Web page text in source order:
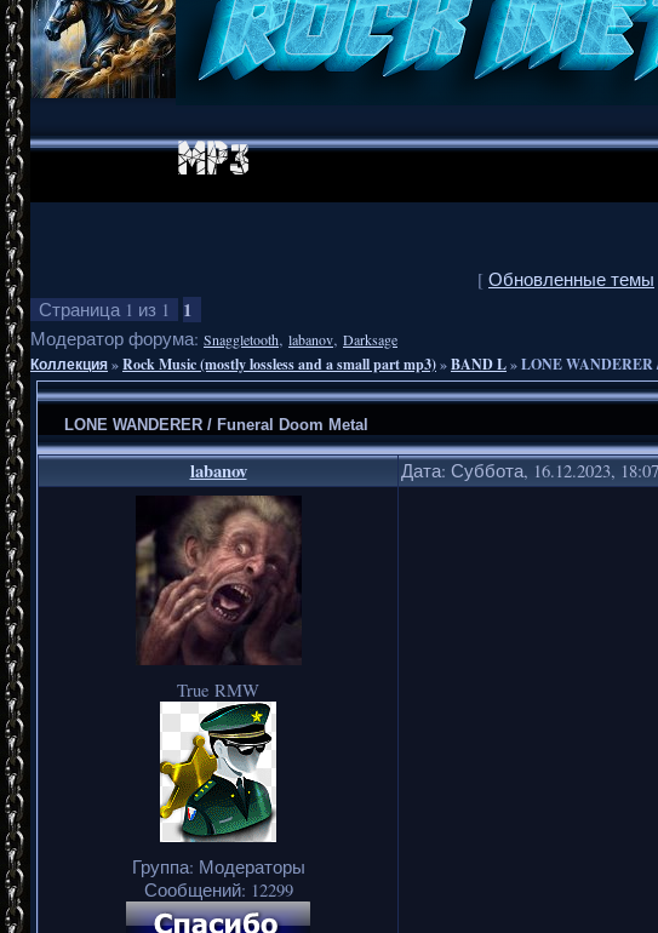
[ Обновленные темы
Страница 1 из 1 1
Модератор форума: Snaggletooth, labanov, Darksage
Коллекция»Rock Music (mostly lossless and a small part mp3)»BAND L»LONE WANDERER
LONE WANDERER / Funeral Doom Metal
labanov Дата: Суббота, 16.12.2023,
True RMW
Группа: Модераторы
Сообщений: 12299